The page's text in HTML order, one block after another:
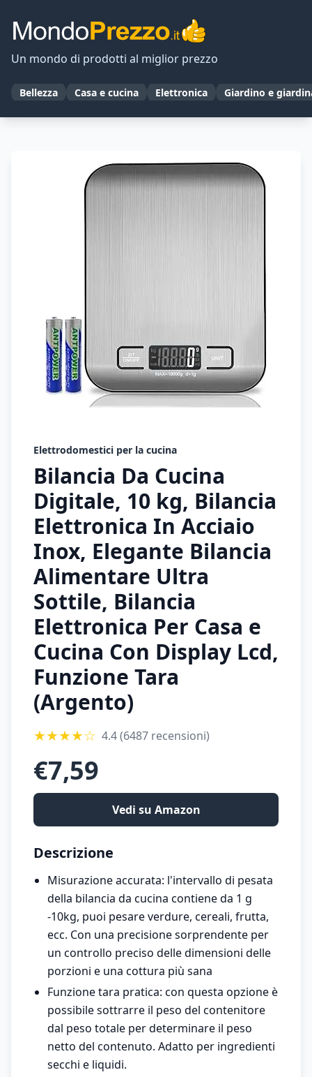
Un mondo di prodotti al miglior prezzo
Bellezza Casa e cucina Elettronica Giardino e
Elettrodomestici per la cucina
Bilancia Da Cucina
Digitale, 10 kg, Bilancia
Elettronica In Acciaio
Inox, Elegante Bilancia
Alimentare Ultra
Sottile, Bilancia
Elettronica Per Casa e
Cucina Con Display Lcd,
Funzione Tara
(Argento)
★★★★☆ 4.4(6487 recensioni)
€7,59
Vedi su Amazon
Descrizione
Misurazione accurata: l'intervallo di pesata
della bilancia da cucina contiene da 1 g
-10kg, puoi pesare verdure, cereali, frutta,
ecc. Con una precisione sorprendente per
un controllo preciso delle dimensioni delle
porzioni e una cottura più sana
Funzione tara pratica: con questa opzione è
possibile sottrarre il peso del contenitore
dal peso totale per determinare il peso
netto del contenuto. Adatto per ingredienti
secchi e liquidi.